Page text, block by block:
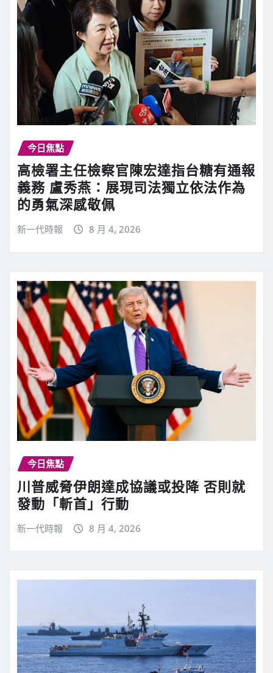
今日焦點
高檢署主任檢察官陳宏達指台糖有通報
義務 盧秀燕：展現司法獨立依法作為
的勇氣深感敬佩
新一代時報 8 月 4, 2026
今日焦點
川普威脅伊朗達成協議或投降 否則就
發動「斬首」行動
新一代時報 8 月 4, 2026